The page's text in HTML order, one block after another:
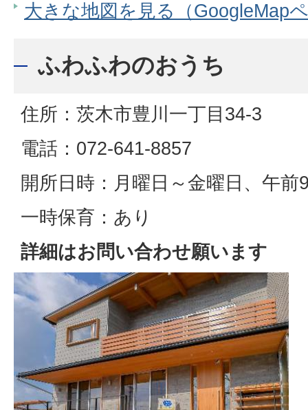
大きな地図を見る（GoogleMap
ふわふわのおうち
住所：茨木市豊川一丁目34-3
電話：072-641-8857
開所日時：月曜日～金曜日、午
一時保育：あり
詳細はお問い合わせ願います